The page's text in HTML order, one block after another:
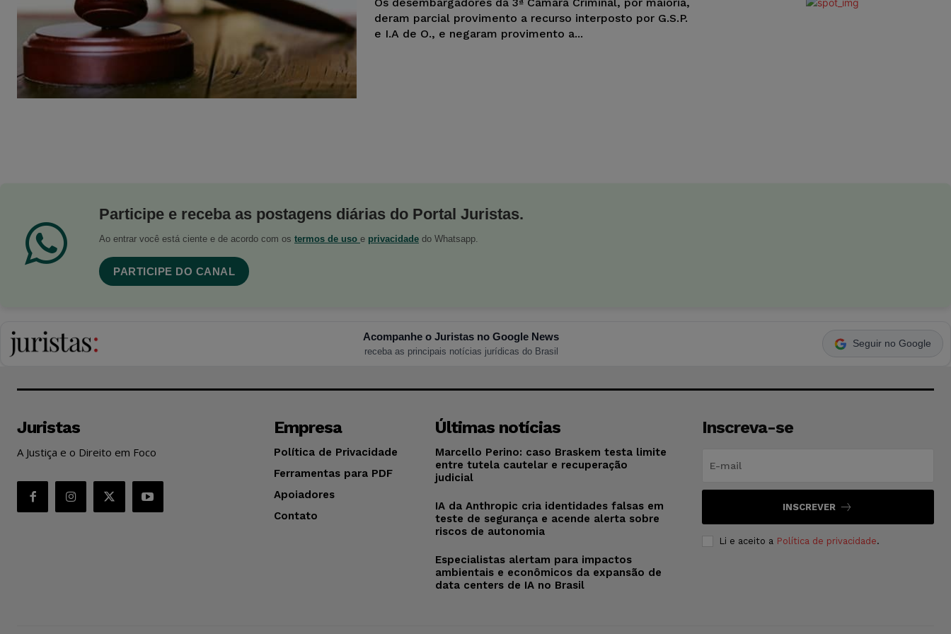
deram parcial provimento a recurso interposto por G.S.P.
e I.A de O., e negaram provimento a...
Participe e receba as postagens diárias do Portal Juristas.
Ao entrar você está ciente e de acordo com os termos de uso e privacidade do Whatsapp.
PARTICIPE DO CANAL
Acompanhe o Juristas no Google News
receba as principais notícias jurídicas do Brasil
Seguir no Google
Juristas
A Justiça e o Direito em Foco
Empresa
Política de Privacidade
Ferramentas para PDF
Apoiadores
Contato
Últimas notícias
Marcello Perino: caso Braskem testa limite
entre tutela cautelar e recuperação
judicial
IA da Anthropic cria identidades falsas em
teste de segurança e acende alerta sobre
riscos de autonomia
Especialistas alertam para impactos
ambientais e econômicos da expansão de
data centers de IA no Brasil
Inscreva-se
INSCREVER
Li e aceito a Política de privacidade.